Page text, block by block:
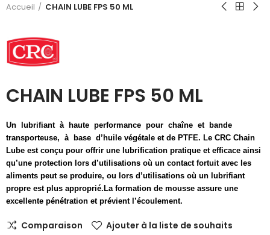
Accueil CHAIN LUBE FPS 50 ML
CHAIN LUBE FPS 50 ML
Un lubrifiant à haute performance pour chaîne et bande
transporteuse, à base d’huile végétale et de PTFE. Le CRC Chain
Lube est conçu pour offrir une lubrification pratique et efficace ainsi
qu’une protection lors d’utilisations où un contact fortuit avec les
aliments peut se produire, ou lors d’utilisations où un lubrifiant
propre est plus approprié. La formation de mousse assure une
excellente pénétration et prévient l’écoulement.
Comparaison Ajouter à la liste de souhaits